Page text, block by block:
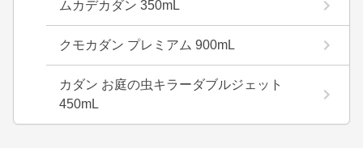
ムカデカダン 350mL
クモカダン プレミアム 900mL
カダン お庭の虫キラーダブルジェット
450mL